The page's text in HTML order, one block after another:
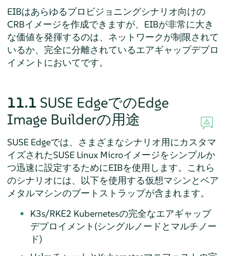
EIBはあらゆるプロビジョニングシナリオ向けの
CRBイメージを作成できますが、EIBが非常に大き
な価値を発揮するのは、ネットワークが制限されて
いるか、完全に分離されているエアギャップデプロ
イメントにおいてです。
11.1 SUSE EdgeでのEdge
Image Builderの用途
SUSE Edgeでは、さまざまなシナリオ用にカスタマ
イズされたSUSE Linux Microイメージをシンプルか
つ迅速に設定するためにEIBを使用します。これら
のシナリオには、以下を使用する仮想マシンとベア
メタルマシンのブートストラップが含まれます。
K3s/RKE2 Kubernetesの完全なエアギャップ
デプロイメント(シングルノードとマルチノー
ド)